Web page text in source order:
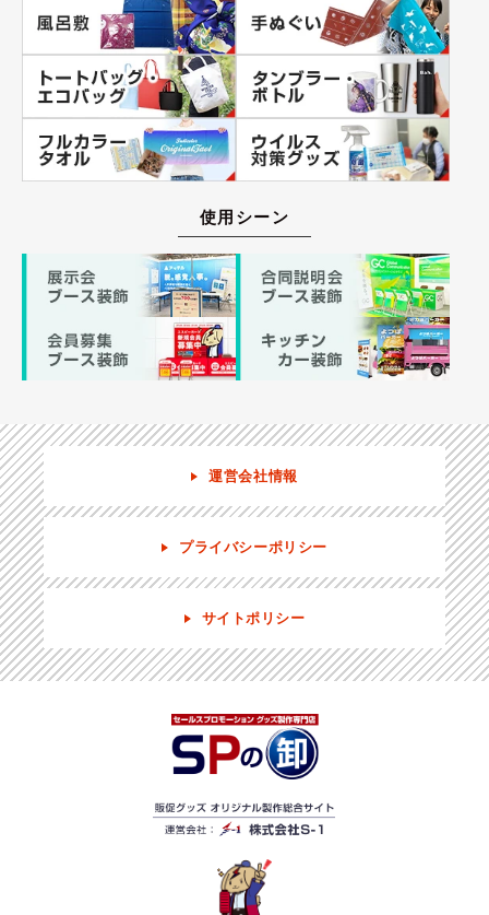
使用シーン
運営会社情報
プライバシーポリシー
サイトポリシー